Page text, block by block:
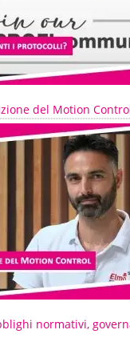
del Motion
normativi,